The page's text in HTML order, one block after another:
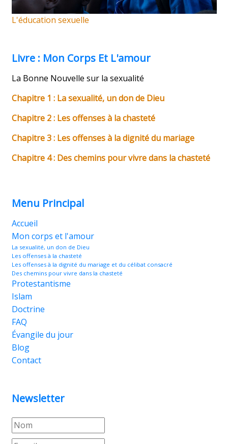
L'éducation sexuelle
Livre : Mon Corps Et L'amour
La Bonne Nouvelle sur la sexualité
Chapitre 1 : La sexualité, un don de Dieu
Chapitre 2 : Les offenses à la chasteté
Chapitre 3 : Les offenses à la dignité du mariage
Chapitre 4 : Des chemins pour vivre dans la chasteté
Menu Principal
Accueil
Mon corps et l'amour
La sexualité, un don de Dieu
Les offenses à la chasteté
Les offenses à la dignité du mariage et du célibat consacré
Des chemins pour vivre dans la chasteté
Protestantisme
Islam
Doctrine
FAQ
Évangile du jour
Blog
Contact
Newsletter